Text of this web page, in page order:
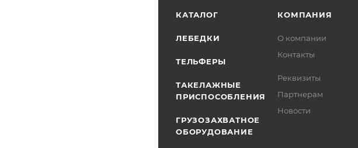
КАТАЛОГ
ЛЕБЕДКИ
ТЕЛЬФЕРЫ
ТАКЕЛАЖНЫЕ
ПРИСПОСОБЛЕНИЯ
ГРУЗОЗАХВАТНОЕ
ОБОРУДОВАНИЕ
КОМПАНИЯ
О компании
Контакты
Реквизиты
Партнерам
Новости